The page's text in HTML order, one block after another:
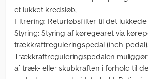
et lukket kredsløb,
Filtrering: Returløbsfilter til det
Styring: Styring af køregearet via
trækkraftreguleringspedal (inch-pedal).
Trækkraftreguleringspedalen
af træk- eller skubkraften i forhold til